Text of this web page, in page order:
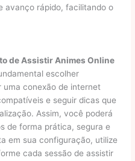
avanço rápido, facilitando o
de Assistir Animes Online
escolher
conexão de internet
e seguir dicas que
Assim, você poderá
de forma prática, segura e
em sua configuração, utilize
cada sessão de assistir